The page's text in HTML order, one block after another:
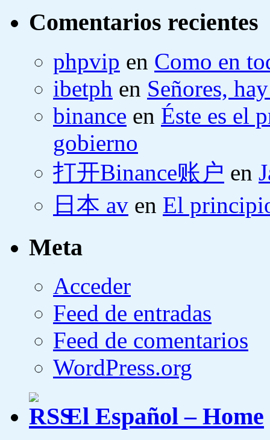
Comentarios recientes
phpvip en Como en
ibetph en Señores,
binance en Éste es el
gobierno
打开Binance账户 en
日本 av en El
Meta
Acceder
Feed de entradas
Feed de comentarios
WordPress.org
El Español – Home